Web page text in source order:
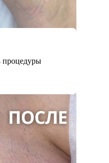
процедуры